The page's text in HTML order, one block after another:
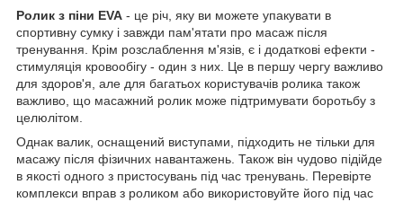
Ролик з піни EVA - це річ, яку ви можете упакувати в
спортивну сумку і завжди пам'ятати про масаж після
тренування. Крім розслаблення м'язів, є і додаткові ефекти -
стимуляція кровообігу - один з них. Це в першу чергу важливо
для здоров'я, але для багатьох користувачів ролика також
важливо, що масажний ролик може підтримувати боротьбу з
целюлітом.
Однак валик, оснащений виступами, підходить не тільки для
масажу після фізичних навантажень. Також він чудово підійде
в якості одного з пристосувань під час тренувань. Перевірте
комплекси вправ з роликом або використовуйте його під час